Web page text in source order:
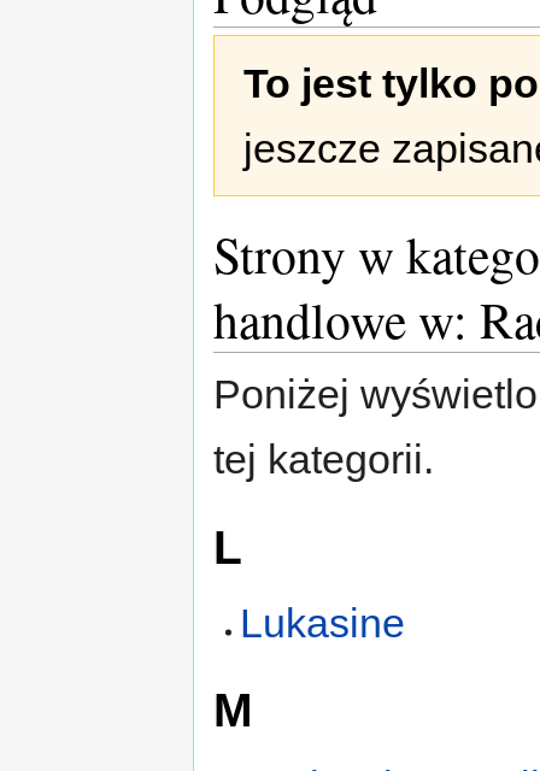
To jest tylko
jeszcze
Strony w
handlowe w:
Poniżej
tej kategorii.
L
Lukasine
M